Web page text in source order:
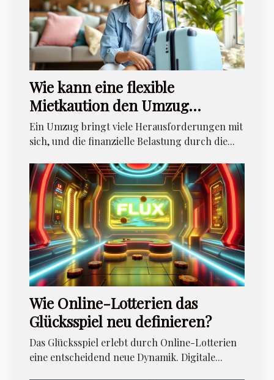
Wie kann eine flexible
Mietkaution den Umzug
erleichtern?
Ein Umzug bringt viele Herausforderungen mit
sich, und die finanzielle Belastung durch die...
Wie Online-Lotterien das
Glücksspiel neu definieren?
Das Glücksspiel erlebt durch Online-Lotterien
eine entscheidend neue Dynamik. Digitale...